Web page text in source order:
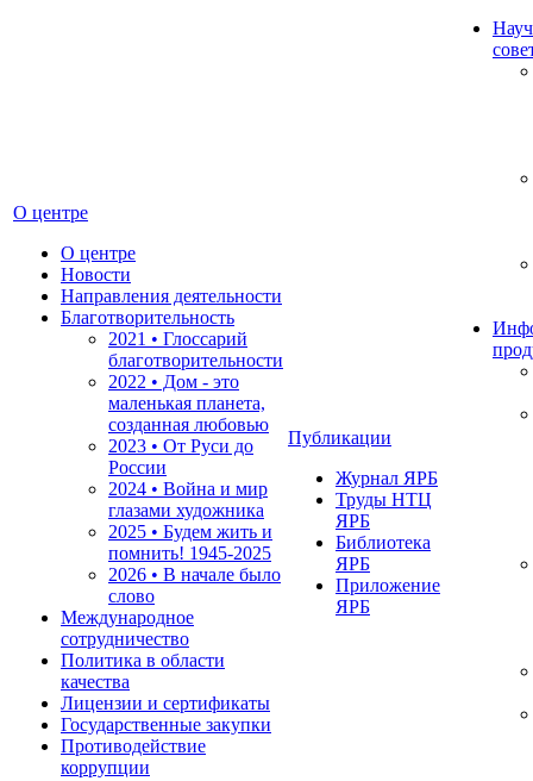
О центре
О центре
Новости
Направления деятельности
Благотворительность
2021 • Глоссарий
благотворительности
2022 • Дом - это
маленькая планета,
созданная любовью
2023 • От Руси до
России
2024 • Война и мир
глазами художника
2025 • Будем жить и
помнить! 1945-2025
2026 • В начале было
слово
Международное
сотрудничество
Политика в области
качества
Лицензии и сертификаты
Государственные закупки
Противодействие
коррупции
Публикации
Журнал ЯРБ
Труды НТЦ
ЯРБ
Библиотека
ЯРБ
Приложение
ЯРБ